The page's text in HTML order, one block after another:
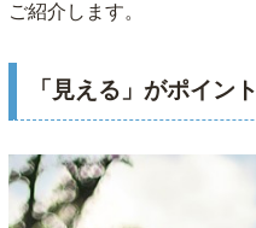
ご紹介します。
「見える」がポイント